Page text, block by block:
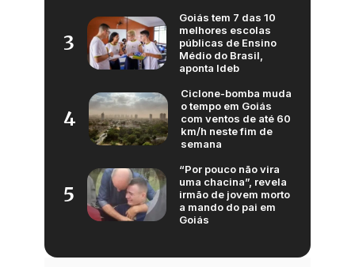
3
Goiás tem 7 das 10
melhores escolas
públicas de Ensino
Médio do Brasil,
aponta Ideb
4
Ciclone-bomba muda
o tempo em Goiás
com ventos de até 60
km/h neste fim de
semana
5
“Por pouco não vira
uma chacina”, revela
irmão de jovem morto
a mando do pai em
Goiás